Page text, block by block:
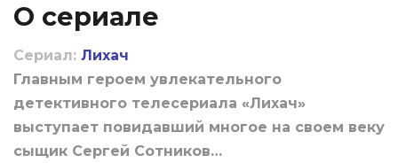
О сериале
Сериал: Лихач
Главным героем увлекательного
детективного телесериала «Лихач»
выступает повидавший многое на своем веку
сыщик Сергей Сотников…